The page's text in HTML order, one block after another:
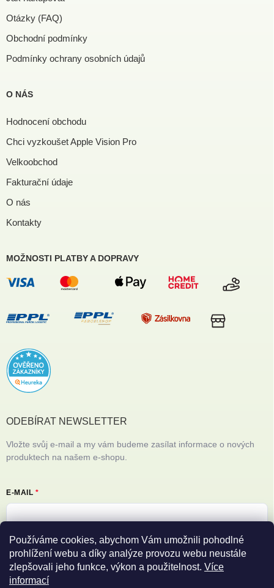
Používáme cookies, abychom Vám umožnili pohodlné
prohlížení webu a díky analýze provozu webu neustále
zlepšovali jeho funkce, výkon a použitelnost. Více
informací
Otázky (FAQ)
Obchodní podmínky
Podmínky ochrany osobních údajů
O NÁS
Hodnocení obchodu
Chci vyzkoušet Apple Vision Pro
Velkoobchod
Fakturační údaje
O nás
Kontakty
MOŽNOSTI PLATBY A DOPRAVY
ODEBÍRAT NEWSLETTER
Vložte svůj e-mail a my vám budeme zasílat informace o nových
produktech na našem e-shopu.
E-MAIL
Vložením e-mailu souhlasíte spodmínkami ochrany osobních údajů
Přihlásit se